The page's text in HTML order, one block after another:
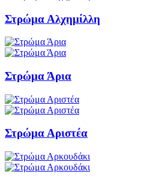
Στρώμα Αλχημίλλη
Στρώμα Άρια
Στρώμα Αριστέα